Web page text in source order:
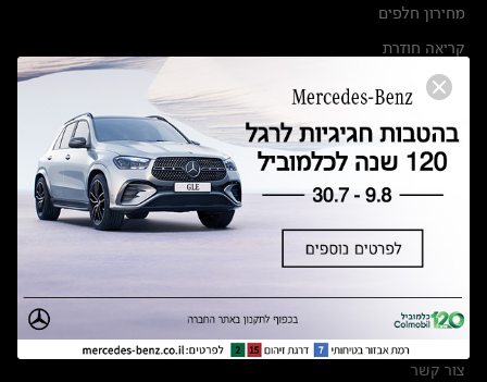
מחירון חלפים
קריאה חוזרת
הודעה על הטבות לרכבי מרצדס בהסדר פשרה בתצ 56447-02-19
תקנון ימי מכירות 120 לכלמוביל
מצאו אותנו
אולמות תצוגה
מרכזי שירות
צור קשר